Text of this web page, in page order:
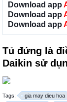
Download app
Download app
Download app
Tủ đứng là
Daikin sử
Tags: gia may dieu hoa